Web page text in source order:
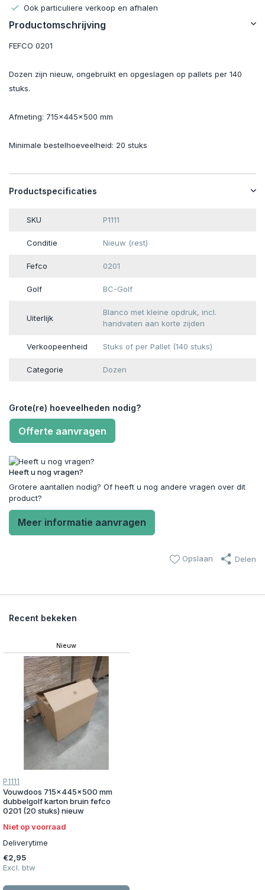
Ook particuliere verkoop en afhalen
Productomschrijving
FEFCO 0201
Dozen zijn nieuw, ongebruikt en opgeslagen op pallets per 140
stuks.
Afmeting: 715x445x500 mm
Minimale bestelhoeveelheid: 20 stuks
Productspecificaties
SKU P1111
Conditie Nieuw (rest)
Fefco 0201
Golf BC-Golf
Uiterlijk
Blanco met kleine opdruk, incl.
handvaten aan korte zijden
Verkoopeenheid Stuks of per Pallet (140 stuks)
Categorie Dozen
Grote(re) hoeveelheden nodig?
Offerte aanvragen
Heeft u nog vragen?
Grotere aantallen nodig? Of heeft u nog andere vragen over dit
product?
Meer informatie aanvragen
Opslaan Delen
Recent bekeken
Nieuw
P1111
Vouwdoos 715x445x500 mm
dubbelgolf karton bruin fefco
0201 (20 stuks) nieuw
Niet op voorraad
Deliverytime
€2,95
Excl. btw